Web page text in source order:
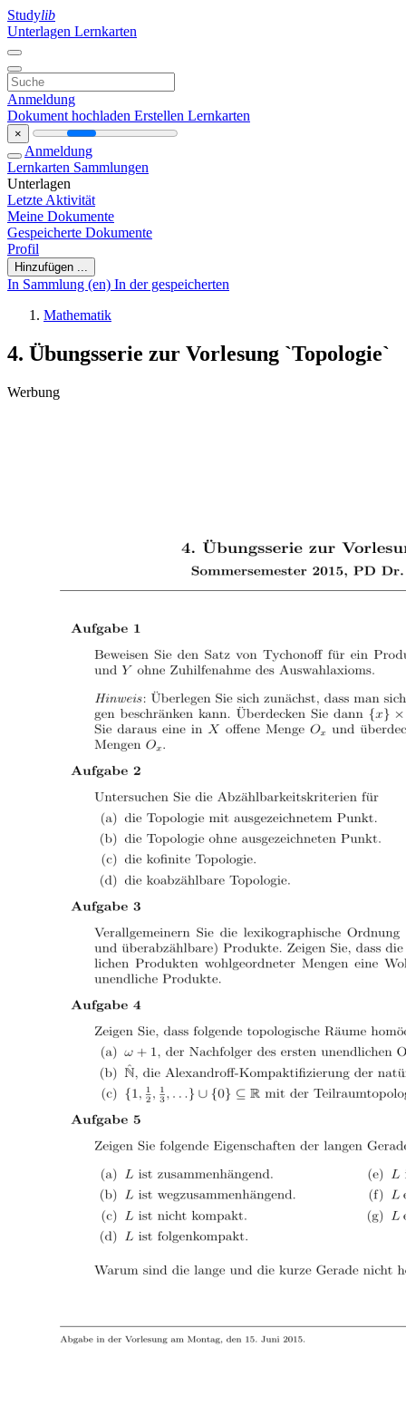
Studylib
Unterlagen Lernkarten
Anmeldung
Dokument hochladen Erstellen Lernkarten
×
Anmeldung
Lernkarten Sammlungen
Unterlagen
Letzte Aktivität
Meine Dokumente
Gespeicherte Dokumente
Profil
Hinzufügen ...
In Sammlung (en) In der gespeicherten
Mathematik
4. Übungsserie zur Vorlesung `Topologie`
Werbung